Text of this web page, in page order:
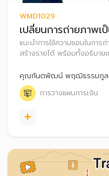
WMD1029
เปลี่ยนการถ่ายภาพเ
แนะนำการใช้ความชอบในกา
สร้างรายได้ พร้อมทั้งอธิบาย
รวมถึงเทคนิคการบริหารการ
คุณกันตพัฒน์ พฤฒิธรรมกูล
การวางแผนการเงิน